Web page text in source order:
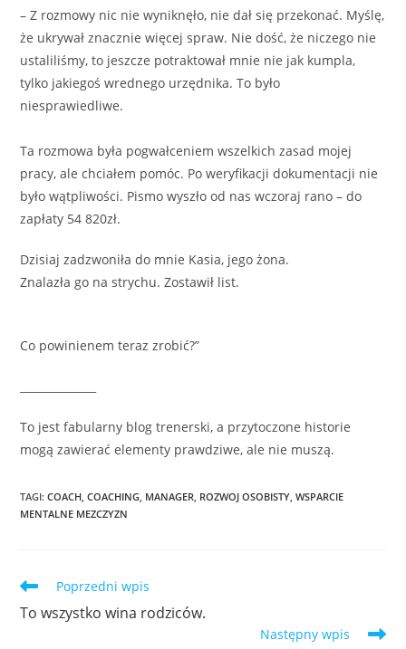
– Z rozmowy nic nie wyniknęło, nie dał się przekonać. Myślę,
że ukrywał znacznie więcej spraw. Nie dość, że niczego nie
ustaliliśmy, to jeszcze potraktował mnie nie jak kumpla,
tylko jakiegoś wrednego urzędnika. To było
niesprawiedliwe.
Ta rozmowa była pogwałceniem wszelkich zasad mojej
pracy, ale chciałem pomóc. Po weryfikacji dokumentacji nie
było wątpliwości. Pismo wyszło od nas wczoraj rano – do
zapłaty 54 820zł.
Dzisiaj zadzwoniła do mnie Kasia, jego żona.
Znalazła go na strychu. Zostawił list.
Co powinienem teraz zrobić?”
To jest fabularny blog trenerski, a przytoczone historie
mogą zawierać elementy prawdziwe, ale nie muszą.
TAGI:COACH COACHING MANAGER ROZWOJ OSOBISTY WSPARCIE
MENTALNE MEZCZYZN
Poprzedni wpis
To wszystko wina rodziców.
Następny wpis